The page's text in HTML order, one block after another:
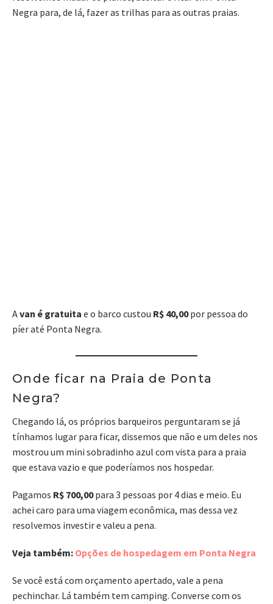
Negra para, de lá, fazer as trilhas para as outras praias.
Avan é gratuita e o barco custou R$ 40,00por pessoa do
píer até Ponta Negra.
Onde ficar na Praia de Ponta
Negra?
Chegando lá, os próprios barqueiros perguntaram se já
tínhamos lugar para ficar, dissemos que não e um deles nos
mostrou um mini sobradinho azul com vista para a praia
que estava vazio e que poderíamos nos hospedar.
Pagamos R$ 700,00para 3 pessoas por 4 dias e meio. Eu
achei caro para uma viagem econômica, mas dessa vez
resolvemos investir e valeu a pena.
Veja também: Opções de hospedagem em Ponta Negra
Se você está com orçamento apertado, vale a pena
pechinchar. Lá também tem camping. Converse com os